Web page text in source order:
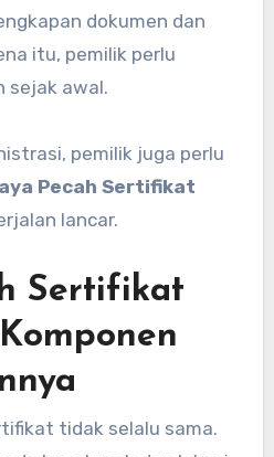
dokumen dan
itu, pemilik perlu
sejak awal.
pemilik juga perlu
Pecah Sertifikat
lancar.
Sertifikat
tidak selalu sama.